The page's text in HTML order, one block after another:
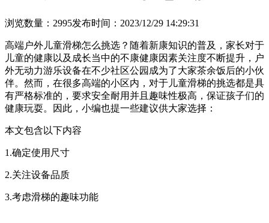
浏览数量：2995发布时间：2023/12/29 14:29:31
高端户外儿童滑梯怎么挑选？随着新康知识的普及，家长对于
儿童的健康以及成长当中的不康健康因素关注度不断提升，户
外无动力游乐设备在不少社区公园成为了大家茶余饭后的小伙
伴。然而，在很多高端的小区内，对于儿童滑梯的挑选都是具
有严格标准的，要求安全耐用并且趣味性极高，保证孩子们的
健康玩耍。因此，小编也提一些建议供大家选择：
本文包含以下内容
1.确定使用尺寸
2.关注设备品质
3.考虑滑梯的趣味功能